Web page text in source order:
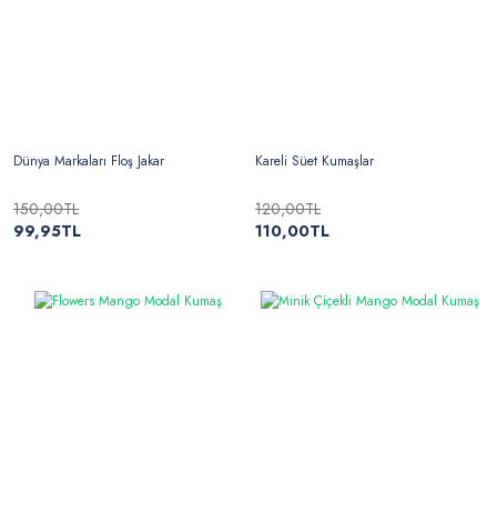
Dünya Markaları Floş Jakar
150,00TL
99,95TL
Kareli Süet Kumaşlar
120,00TL
110,00TL